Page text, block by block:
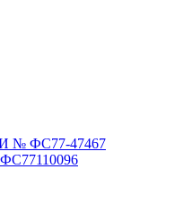
№ ФС77-47467